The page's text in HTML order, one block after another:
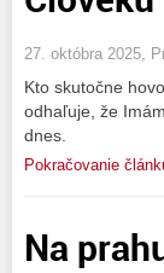
27. októbra 2025,
Kto skutočne
odhaľuje, že
dnes.
Pokračovanie
Na